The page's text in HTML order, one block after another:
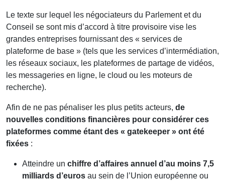
Le texte sur lequel les négociateurs du Parlement et du
Conseil se sont mis d’accord à titre provisoire vise les
grandes entreprises fournissant des « services de
plateforme de base » (tels que les services d’intermédiation,
les réseaux sociaux, les plateformes de partage de vidéos,
les messageries en ligne, le cloud ou les moteurs de
recherche).
Afin de ne pas pénaliser les plus petits acteurs, de
nouvelles conditions financières pour considérer ces
plateformes comme étant des « gatekeeper » ont été
fixées :
Atteindre un chiffre d’affaires annuel d’au moins 7,5
milliards d’euros au sein de l’Union européenne ou